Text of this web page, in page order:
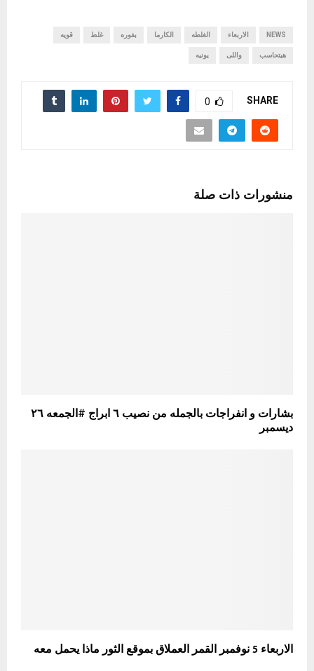
NEWS الاربعاء الغلطه الكارما بفوره غلط قويه
هيتحاسب واللى يونيه
SHARE
0
منشورات ذات صلة
بشارات و انفراجات بالجمله من نصيب ٦ ابراج #الجمعه ٢٦
ديسمبر
الاربعاء 5 نوفمبر القمر العملاق بموقع الثور ماذا يحمل معه